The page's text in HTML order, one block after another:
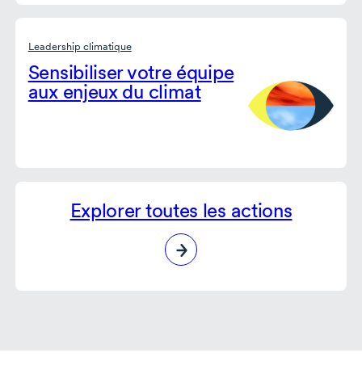
Leadership climatique
Sensibiliser votre équipe
aux enjeux du climat
Explorer toutes les actions